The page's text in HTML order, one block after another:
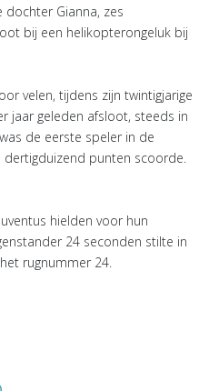
Gianna, zes
bij een helikopterongeluk bij
velen, tijdens zijn twintigjarige
jaar geleden afsloot, steeds in
de eerste speler in de
punten scoorde.
hielden voor hun
24 seconden stilte in
rugnummer 24.